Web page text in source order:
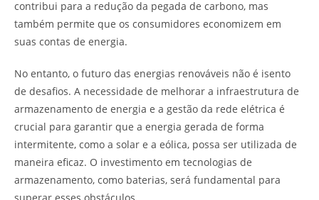
contribui para a redução da pegada de carbono, mas
também permite que os consumidores economizem em
suas contas de energia.
No entanto, o futuro das energias renováveis não é isento
de desafios. A necessidade de melhorar a infraestrutura de
armazenamento de energia e a gestão da rede elétrica é
crucial para garantir que a energia gerada de forma
intermitente, como a solar e a eólica, possa ser utilizada de
maneira eficaz. O investimento em tecnologias de
armazenamento, como baterias, será fundamental para